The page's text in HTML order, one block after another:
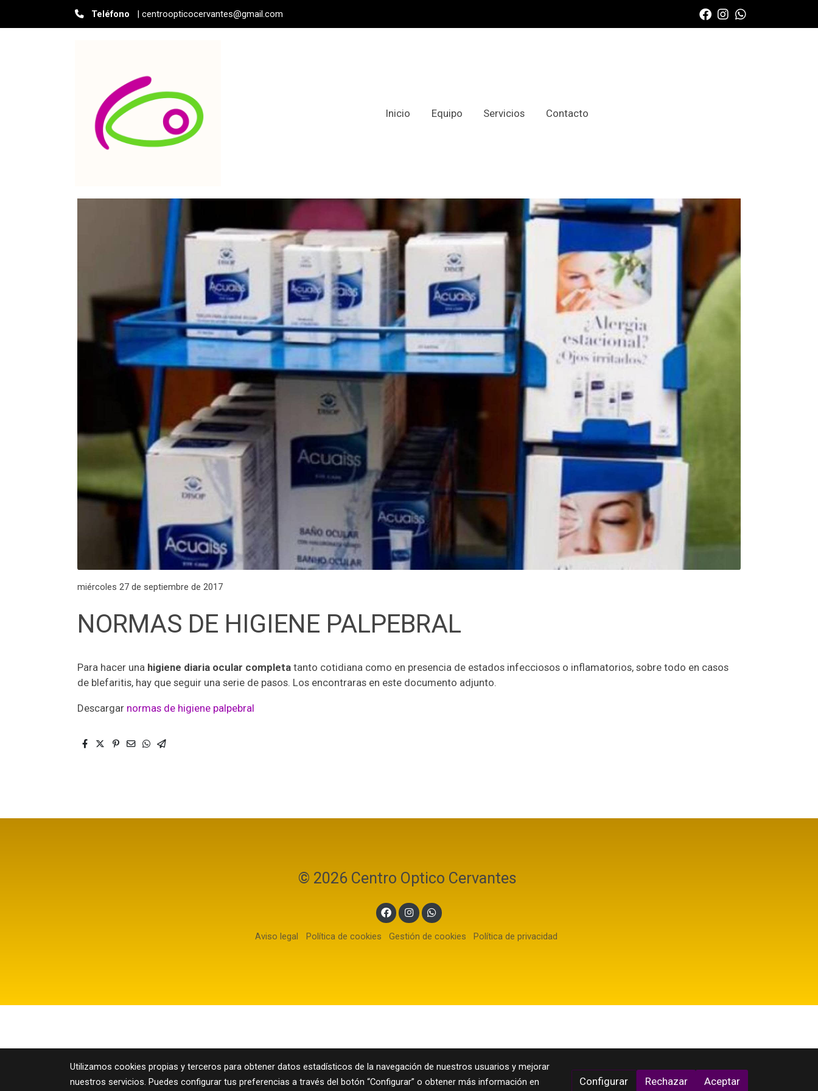
Teléfono | centroopticocervantes@gmail.com
Inicio Equipo Servicios Contacto
miércoles 27 de septiembre de 2017
NORMAS DE HIGIENE PALPEBRAL
Para hacer una higiene diaria ocular completa tanto cotidiana como en presencia de estados infecciosos o inflamatorios, sobre todo en casos
de blefaritis, hay que seguir una serie de pasos. Los encontraras en este documento adjunto.
Descargar normas de higiene palpebral
© 2026 Centro Optico Cervantes
Aviso legal Política de cookies Gestión de cookies Política de privacidad
Utilizamos cookies propias y terceros para obtener datos estadísticos de la navegación de nuestros usuarios y mejorar
nuestros servicios. Puedes configurar tus preferencias a través del botón “Configurar” o obtener más información en
Configurar Rechazar Aceptar